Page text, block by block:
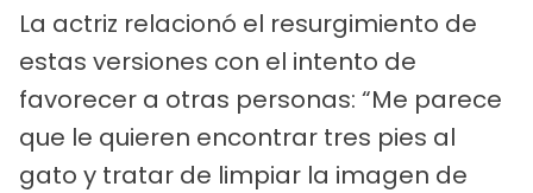
La actriz relacionó el resurgimiento de
estas versiones con el intento de
favorecer a otras personas: “Me parece
que le quieren encontrar tres pies al
gato y tratar de limpiar la imagen de